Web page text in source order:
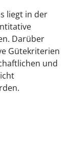
liegt in der
Darüber
Gütekriterien
und